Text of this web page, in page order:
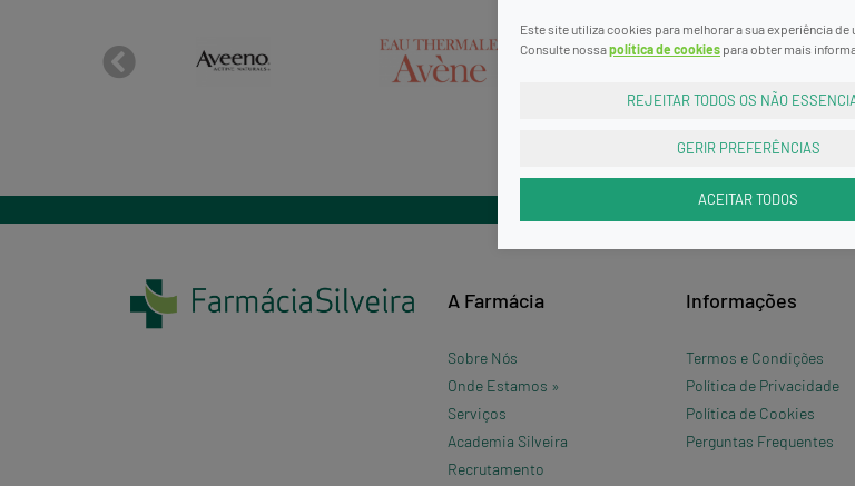
Este site utiliza cookies para melhorar a sua experiência de
Consulte nossapolítica de cookies para obter mais
REJEITAR TODOS OS NÃO
GERIR PREFERÊNCIAS
ACEITAR TODOS
A Farmácia
Sobre Nós
Onde Estamos »
Serviços
Academia Silveira
Recrutamento
Informações
Termos e Condições
Política de Privacidade
Política de Cookies
Perguntas Frequentes